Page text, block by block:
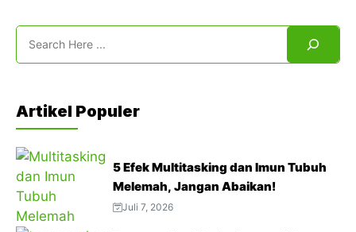
Search
Artikel Populer
5 Efek Multitasking dan Imun Tubuh
Melemah, Jangan Abaikan!
Juli 7, 2026